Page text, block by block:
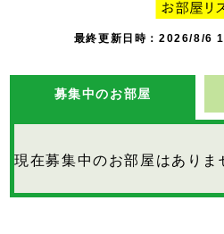
最終更新日時：2026/8/6
募集中のお部屋
現在募集中のお部屋はありま